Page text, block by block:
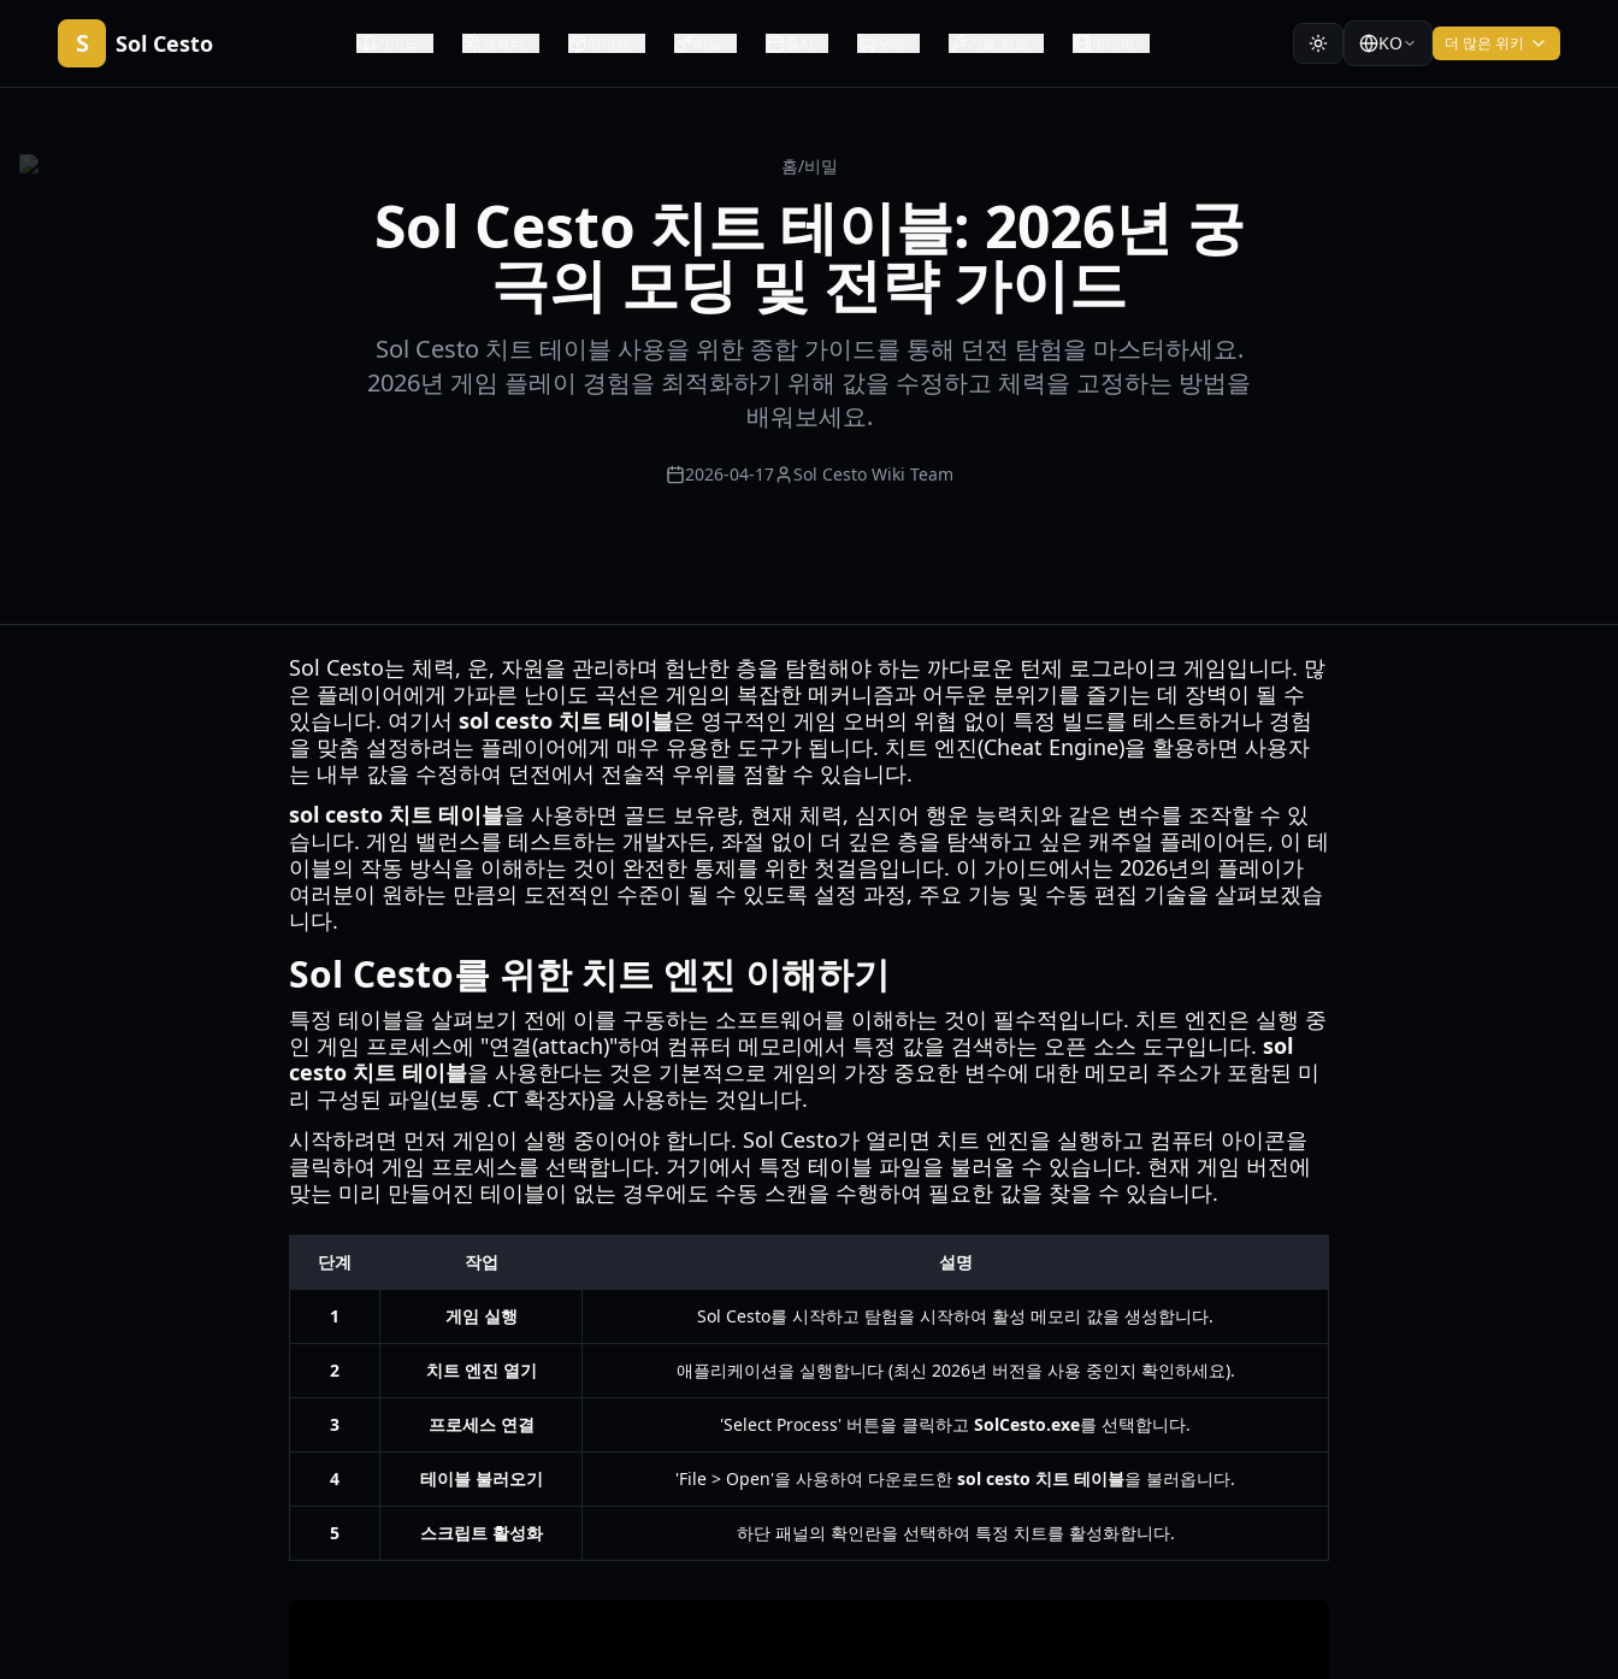
S Sol Cesto KO 더 많은 위키
홈/비밀
Sol Cesto 치트 테이블: 2026년 궁
극의 모딩 및 전략 가이드
Sol Cesto 치트 테이블 사용을 위한 종합 가이드를 통해 던전 탐험을 마스터하세요.
2026년 게임 플레이 경험을 최적화하기 위해 값을 수정하고 체력을 고정하는 방법을
배워보세요.
2026-04-17 Sol Cesto Wiki Team
Sol Cesto는 체력, 운, 자원을 관리하며 험난한 층을 탐험해야 하는 까다로운 턴제 로그라이크 게임입니다. 많
은 플레이어에게 가파른 난이도 곡선은 게임의 복잡한 메커니즘과 어두운 분위기를 즐기는 데 장벽이 될 수
있습니다. 여기서 sol cesto 치트 테이블은 영구적인 게임 오버의 위협 없이 특정 빌드를 테스트하거나 경험
을 맞춤 설정하려는 플레이어에게 매우 유용한 도구가 됩니다. 치트 엔진(Cheat Engine)을 활용하면 사용자
는 내부 값을 수정하여 던전에서 전술적 우위를 점할 수 있습니다.
sol cesto 치트 테이블을 사용하면 골드 보유량, 현재 체력, 심지어 행운 능력치와 같은 변수를 조작할 수 있
습니다. 게임 밸런스를 테스트하는 개발자든, 좌절 없이 더 깊은 층을 탐색하고 싶은 캐주얼 플레이어든, 이 테
이블의 작동 방식을 이해하는 것이 완전한 통제를 위한 첫걸음입니다. 이 가이드에서는 2026년의 플레이가
여러분이 원하는 만큼의 도전적인 수준이 될 수 있도록 설정 과정, 주요 기능 및 수동 편집 기술을 살펴보겠습
니다.
Sol Cesto를 위한 치트 엔진 이해하기
특정 테이블을 살펴보기 전에 이를 구동하는 소프트웨어를 이해하는 것이 필수적입니다. 치트 엔진은 실행 중
인 게임 프로세스에 "연결(attach)"하여 컴퓨터 메모리에서 특정 값을 검색하는 오픈 소스 도구입니다. sol
cesto 치트 테이블을 사용한다는 것은 기본적으로 게임의 가장 중요한 변수에 대한 메모리 주소가 포함된 미
리 구성된 파일(보통 .CT 확장자)을 사용하는 것입니다.
시작하려면 먼저 게임이 실행 중이어야 합니다. Sol Cesto가 열리면 치트 엔진을 실행하고 컴퓨터 아이콘을
클릭하여 게임 프로세스를 선택합니다. 거기에서 특정 테이블 파일을 불러올 수 있습니다. 현재 게임 버전에
맞는 미리 만들어진 테이블이 없는 경우에도 수동 스캔을 수행하여 필요한 값을 찾을 수 있습니다.
단계 작업 설명
1 게임 실행 Sol Cesto를 시작하고 탐험을 시작하여 활성 메모리 값을 생성합니다.
2 치트 엔진 열기 애플리케이션을 실행합니다 (최신 2026년 버전을 사용 중인지 확인하세요).
3 프로세스 연결 'Select Process' 버튼을 클릭하고 SolCesto.exe를 선택합니다.
4 테이블 불러오기 'File > Open'을 사용하여 다운로드한 sol cesto 치트 테이블을 불러옵니다.
5 스크립트 활성화 하단 패널의 확인란을 선택하여 특정 치트를 활성화합니다.